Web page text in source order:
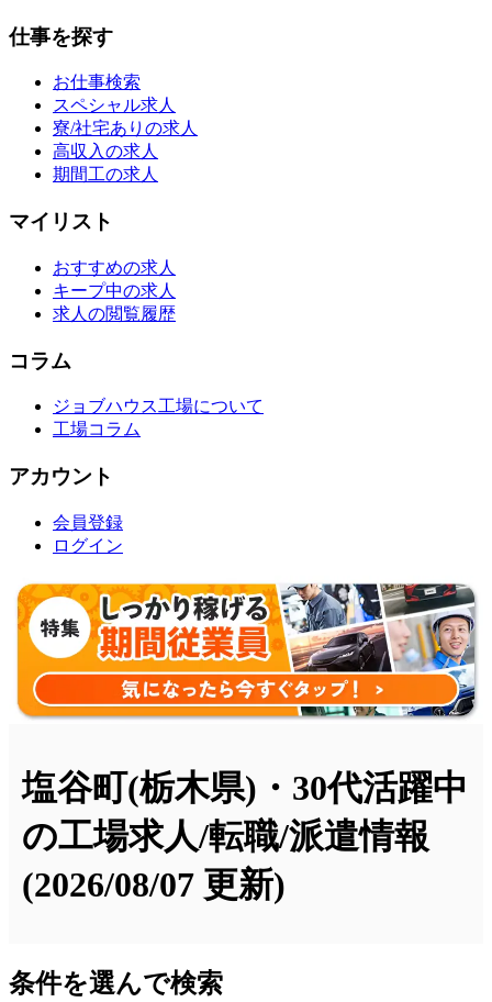
仕事を探す
お仕事検索
スペシャル求人
寮/社宅ありの求人
高収入の求人
期間工の求人
マイリスト
おすすめの求人
キープ中の求人
求人の閲覧履歴
コラム
ジョブハウス工場について
工場コラム
アカウント
会員登録
ログイン
塩谷町(栃木県)・30代活躍中
の工場求人/転職/派遣情報
(2026/08/07 更新)
条件を選んで検索